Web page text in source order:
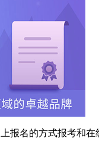
报名的方式报考和